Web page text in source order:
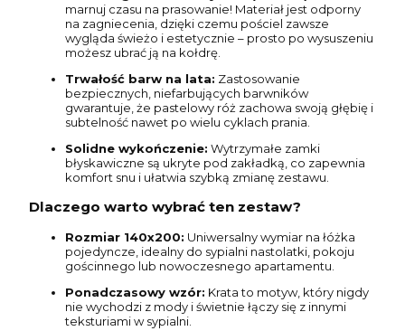
marnuj czasu na prasowanie! Materiał jest odporny
na zagniecenia, dzięki czemu pościel zawsze
wygląda świeżo i estetycznie – prosto po wysuszeniu
możesz ubrać ją na kołdrę.
Trwałość barw na lata: Zastosowanie
bezpiecznych, niefarbujących barwników
gwarantuje, że pastelowy róż zachowa swoją głębię i
subtelność nawet po wielu cyklach prania.
Solidne wykończenie: Wytrzymałe zamki
błyskawiczne są ukryte pod zakładką, co zapewnia
komfort snu i ułatwia szybką zmianę zestawu.
Dlaczego warto wybrać ten zestaw?
Rozmiar 140x200: Uniwersalny wymiar na łóżka
pojedyncze, idealny do sypialni nastolatki, pokoju
gościnnego lub nowoczesnego apartamentu.
Ponadczasowy wzór: Krata to motyw, który nigdy
nie wychodzi z mody i świetnie łączy się z innymi
teksturiami w sypialni.